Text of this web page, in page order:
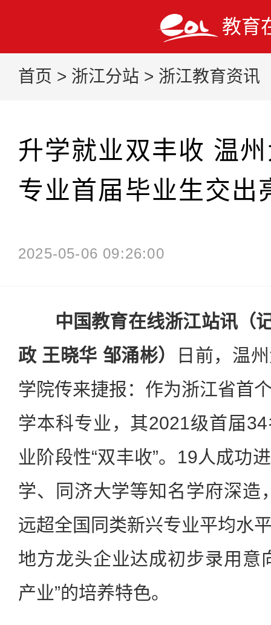
教育
首页 > 浙江分站 > 浙江教育资讯
升学就业双丰收 温
专业首届毕业生交出
2025-05-06 09:26:00
中国教育在线浙江站讯（
政 王晓华 邹涌彬）
日前，温
学院传来捷报：作为浙江省首
学本科专业，其2021级首届
业阶段性“双丰收”。19人成功
学、同济大学等知名学府深造
远超全国同类新兴专业平均水
地方龙头企业达成初步录用意
产业”的培养特色。